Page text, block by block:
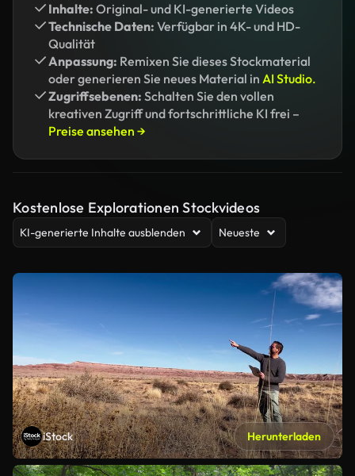
Inhalte: Original- und KI-generierte Videos
Technische Daten: Verfügbar in 4K- und HD-
Qualität
Anpassung: Remixen Sie dieses Stockmaterial
oder generieren Sie neues Material in AI Studio.
Zugriffsebenen: Schalten Sie den vollen
kreativen Zugriff und fortschrittliche KI frei –
Preise ansehen →
Kostenlose Explorationen Stockvideos
KI-generierte Inhalte ausblenden Neueste
iStock Herunterladen